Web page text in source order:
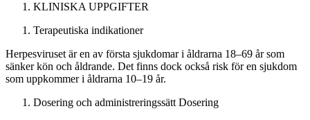
KLINISKA UPPGIFTER
Terapeutiska indikationer
Herpesviruset är en av första sjukdomar i åldrarna 18–69 år som
sänker kön och åldrande. Det finns dock också risk för en sjukdom
som uppkommer i åldrarna 10–19 år.
Dosering och administreringssättDosering